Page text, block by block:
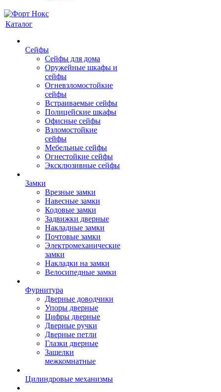
Каталог
Сейфы
Сейфы для дома
Оружейные шкафы и
сейфы
Огневзломостойкие
сейфы
Встраиваемые сейфы
Полицейские шкафы
Офисные сейфы
Взломостойкие
сейфы
Мебельные сейфы
Огнестойкие сейфы
Эксклюзивные сейфы
Замки
Врезные замки
Навесные замки
Кодовые замки
Задвижки дверные
Накладные замки
Почтовые замки
Электромеханические
замки
Накладки на замки
Велосипедные замки
Фурнитура
Дверные доводчики
Упоры дверные
Цифры дверные
Дверные ручки
Дверные петли
Глазки дверные
Защелки
межкомнатные
Цилиндровые механизмы